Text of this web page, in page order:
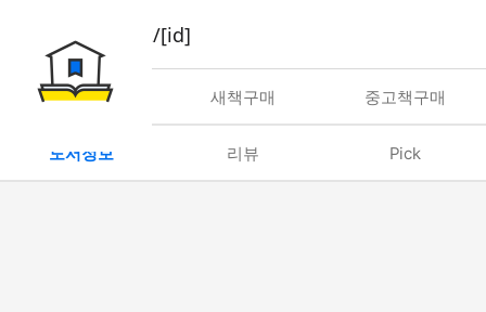
book/rent/[id]
대여 새책구매 중고책구매
도서정보 리뷰 Pick